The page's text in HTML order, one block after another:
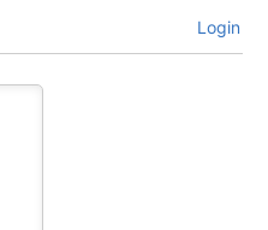
Login